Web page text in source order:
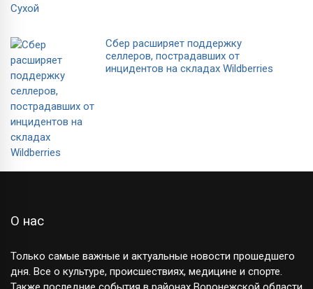
Сбер расширяет поддержку
селлеров, пострадавших от
инцидентов на складах Wildberries
О нас
Только самые важные и актуальные новости прошедшего
дня. Все о культуре, происшествиях, медицине и спорте.